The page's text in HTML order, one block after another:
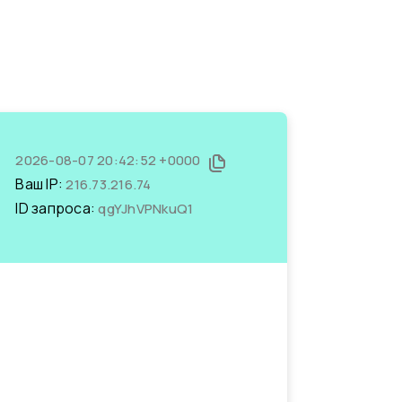
2026-08-07 20:42:52 +0000
Ваш IP:216.73.216.74
ID запроса:qgYJhVPNkuQ1